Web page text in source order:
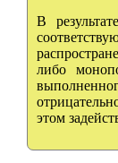
В
либо
этом